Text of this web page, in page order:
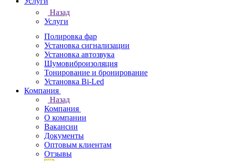
Назад
Услуги
Полировка фар
Установка сигнализации
Установка автозвука
Шумовиброизоляция
Тонирование и бронирование
Установка Bi-Led
Компания
Назад
Компания
О компании
Вакансии
Документы
Оптовым клиентам
Отзывы